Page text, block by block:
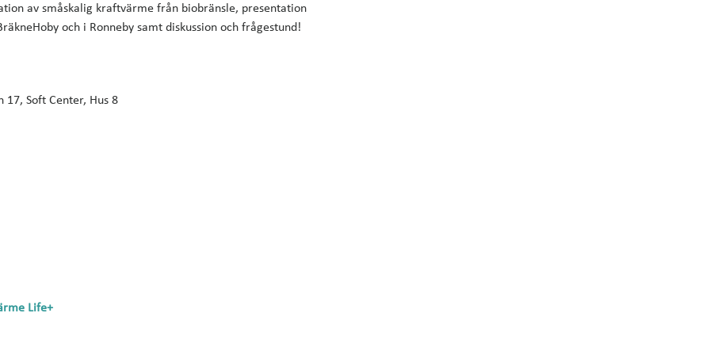
av småskalig kraftvärme från biobränsle, presentation
och i Ronneby samt diskussion och frågestund!
17, Soft Center, Hus 8
Life+